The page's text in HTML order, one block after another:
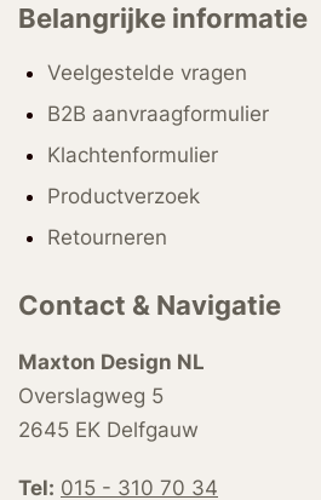
Belangrijke informatie
Veelgestelde vragen
B2B aanvraagformulier
Klachtenformulier
Productverzoek
Retourneren
Contact & Navigatie
Maxton Design NL
Overslagweg 5
2645 EK Delfgauw
Tel: 015 - 310 70 34